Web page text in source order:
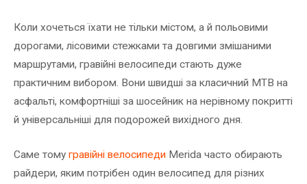
Коли хочеться їхати не тільки містом, а й польовими
дорогами, лісовими стежками та довгими змішаними
маршрутами, гравійні велосипеди стають дуже
практичним вибором. Вони швидші за класичний MTB на
асфальті, комфортніші за шосейник на нерівному покритті
й універсальніші для подорожей вихідного дня.
Саме тому гравійні велосипеди Merida часто обирають
райдери, яким потрібен один велосипед для різних